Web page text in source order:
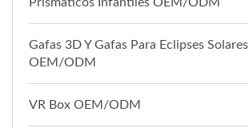
Gafas 3D Y Gafas Para Eclipses Solares
OEM/ODM
VR Box OEM/ODM